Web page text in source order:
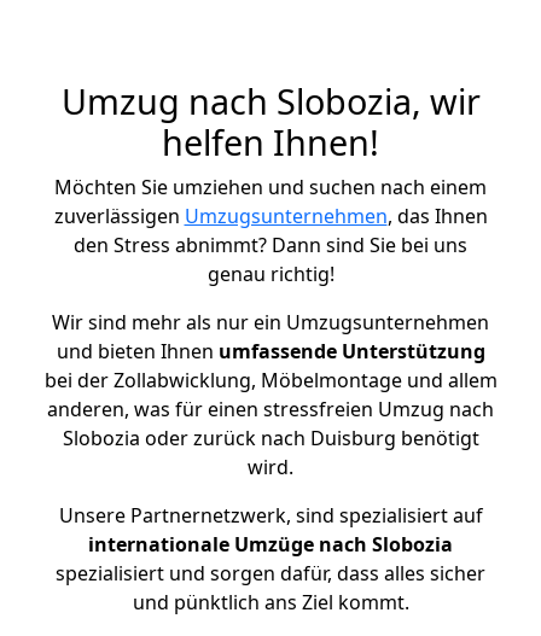
Umzug nach Slobozia, wir
helfen Ihnen!
Möchten Sie umziehen und suchen nach einem
zuverlässigen Umzugsunternehmen, das Ihnen
den Stress abnimmt? Dann sind Sie bei uns
genau richtig!
Wir sind mehr als nur ein Umzugsunternehmen
und bieten Ihnen umfassende Unterstützung
bei der Zollabwicklung, Möbelmontage und allem
anderen, was für einen stressfreien Umzug nach
Slobozia oder zurück nach Duisburg benötigt
wird.
Unsere Partnernetzwerk, sind spezialisiert auf
internationale Umzüge nach Slobozia
spezialisiert und sorgen dafür, dass alles sicher
und pünktlich ans Ziel kommt.